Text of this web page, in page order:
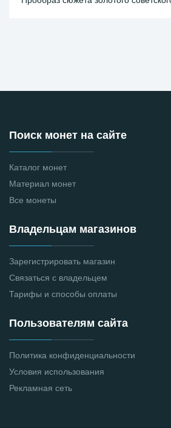
Поиск монет на сайте
Каталог монет
Материал монет
Все монеты
Владельцам магазинов
Зарегистрировать магазин
Связаться с владельцем
Тарифы и способы оплаты
Пользователям сайта
Политика конфиденциальности
Условия использования
Рекламная сеть